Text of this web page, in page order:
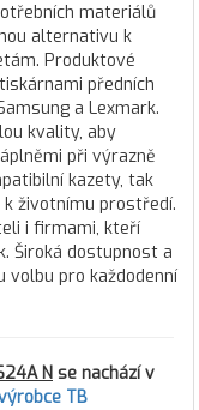
materiálů
alternativu k
Produktové
předních
a Lexmark.
kvality, aby
při výrazně
kazety, tak
životnímu prostředí.
i firmami, kteří
Široká dostupnost a
pro každodenní
N se nachází v
TB